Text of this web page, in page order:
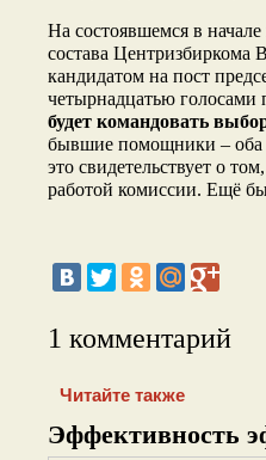
На состоявшемся в
состава Центризбиркома
кандидатом на пост
четырнадцатью голосами
будет командовать
бывшие помощники – оба
это свидетельствует о
работой комиссии. Ещё
1 комментарий
Читайте также
Эффективность